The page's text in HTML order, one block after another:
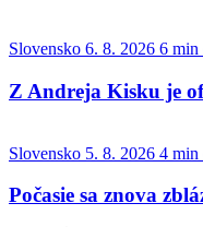
Slovensko 6. 8. 2026 6 min
Z Andreja Kisku je
Slovensko 5. 8. 2026 4 min
Počasie sa znova